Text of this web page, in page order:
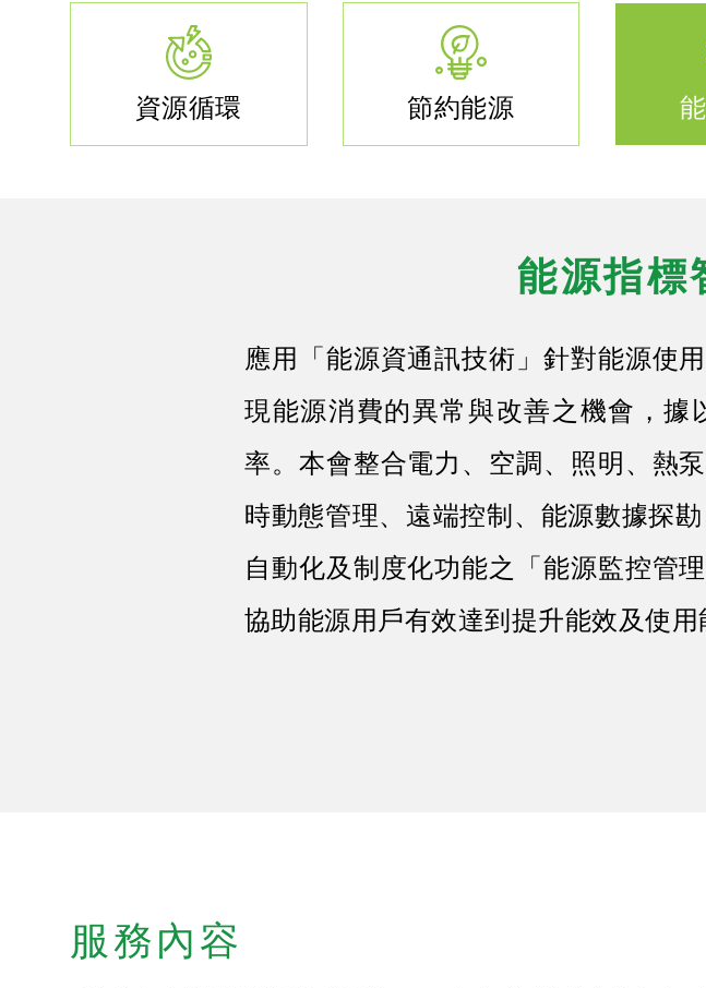
資源循環 節約能源
能源指標
應用「能源資通訊技術」針對能源使
現能源消費的異常與改善之機會，
率。本會整合電力、空調、照明、熱
時動態管理、遠端控制、能源數據探
自動化及制度化功能之「能源監控管
協助能源用戶有效達到提升能效及使用
服務內容